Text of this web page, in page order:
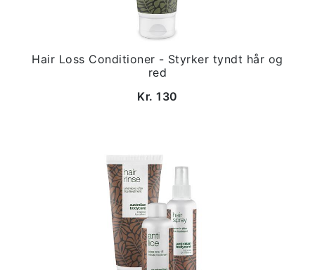
Hair Loss Conditioner - Styrker tyndt hår og
red
Kr. 130